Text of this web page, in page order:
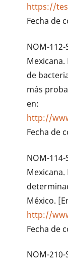
https://
Fecha de
NOM-
de
más
en:
http://
Fecha de
NOM-
México.
http://
Fecha de
NOM-